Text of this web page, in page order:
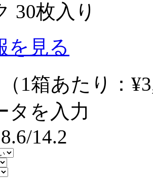
30枚入り
を見る
（1箱あたり：
タを入力
8.6/14.2